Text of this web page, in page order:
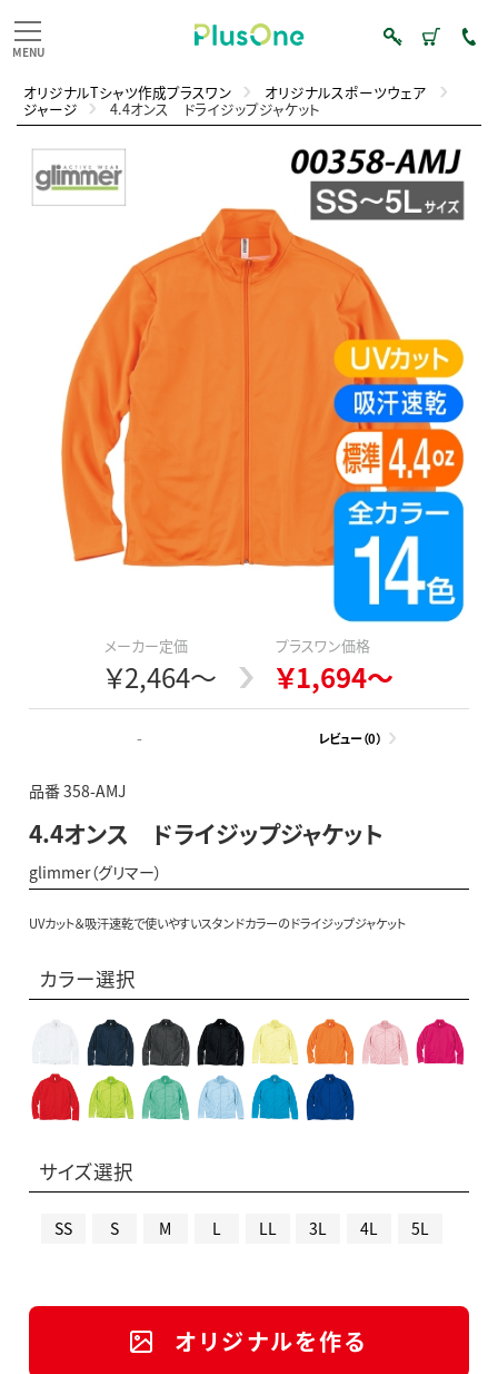
オリジナルTシャツ作成プラスワン オリジナルスポーツウェア
ジャージ 4.4オンス ドライジップジャケット
メーカー定価
￥2,464～
プラスワン価格
￥1,694～
- レビュー（0）
品番 358-AMJ
4.4オンス ドライジップジャケット
glimmer（グリマー）
UVカット＆吸汗速乾で使いやすいスタンドカラーのドライジップジャケット
カラー選択
サイズ選択
SS S M L LL 3L 4L 5L
オリジナルを作る